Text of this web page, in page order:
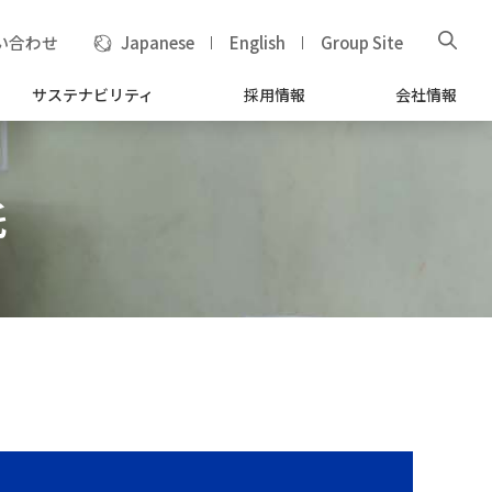
合わせ Japanese English Group Site
サステナビリティ 採用情報 会社情報